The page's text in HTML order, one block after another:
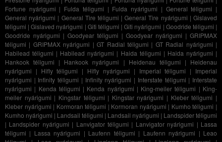
Fortune nyárigumi | Fulda téligumi | Fulda nyárigumi | General téligumi |
General nyárigumi | General Tire téligumi |General Tire nyárigumi |Gislaved
téligumi |Gislaved nyárigumi | Giti téligumi |Giti nyárigumi | Goodride téligumi |
Goodride nyárigumi | Goodyear téligumi | Goodyear nyárigumi | GRIPMAX
téligumi | GRIPMAX nyárigumi |GT Radial téligumi | GT Radial nyárigumi |
Habilead téligumi | Habilead nyárigumi | Haida téligumi | Haida nyárigumi |
Hankook téligumi | Hankook nyárigumi | Heidenau téligumi | Heidenau
nyárigumi | Hifly téligumi | Hifly nyárigumi | Imperial téligumi | Imperial
nyárigumi | Infinity téligumi | Infinity nyárigumi | Interstate téligumi | Interstate
nyárigumi | Kenda téligumi | Kenda nyárigumi | King-meiler téligumi | King-
meiler nyárigumi | Kingstar téligumi | Kingstar nyárigumi | Kleber téligumi |
Kleber nyárigumi | Kormoran téligumi | Kormoran nyárigumi | Kumho téligumi |
Kumho nyárigumi | Landsail téligumi | Landsail nyárigumi | Landspider téligumi
| Landspider nyárigumi | Lanvigator téligumi | Lanvigator nyárigumi | Lassa
téligumi | Lassa nyárigumi | Laufenn téligumi | Laufenn nyárigumi | Leao